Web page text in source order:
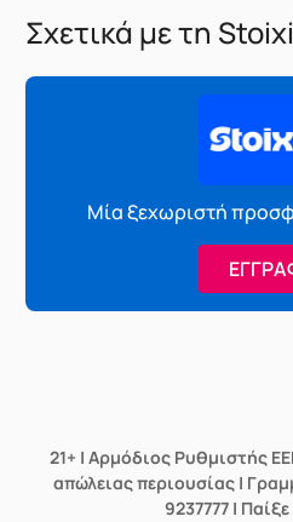
Σχετικά με τη
Μία ξεχωριστή
21+ | Αρμόδιος Ρυθμιστής
απώλειας περιουσίας |
9237777 |